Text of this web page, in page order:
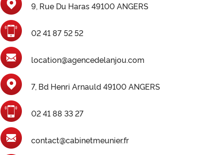
9, Rue Du Haras 49100 ANGERS
02 41 87 52 52
location@agencedelanjou.com
7, Bd Henri Arnauld 49100 ANGERS
02 41 88 33 27
contact@cabinetmeunier.fr